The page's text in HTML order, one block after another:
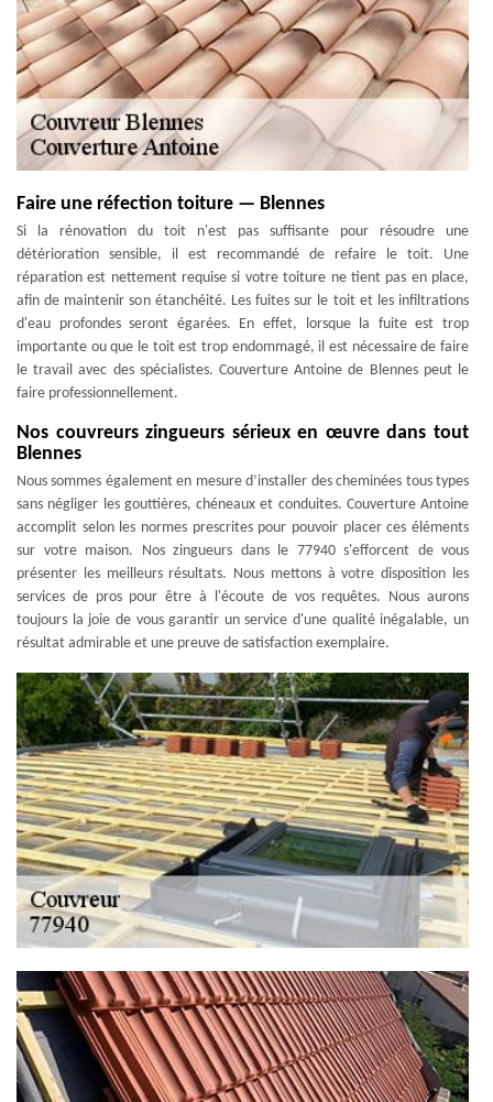
Faire une réfection toiture — Blennes
Si la rénovation du toit n'est pas suffisante pour résoudre une
détérioration sensible, il est recommandé de refaire le toit. Une
réparation est nettement requise si votre toiture ne tient pas en place,
afin de maintenir son étanchéité. Les fuites sur le toit et les infiltrations
d'eau profondes seront égarées. En effet, lorsque la fuite est trop
importante ou que le toit est trop endommagé, il est nécessaire de faire
le travail avec des spécialistes. Couverture Antoine de Blennes peut le
faire professionnellement.
Nos couvreurs zingueurs sérieux en œuvre dans tout
Blennes
Nous sommes également en mesure d’installer des cheminées tous types
sans négliger les gouttières, chéneaux et conduites. Couverture Antoine
accomplit selon les normes prescrites pour pouvoir placer ces éléments
sur votre maison. Nos zingueurs dans le 77940 s'efforcent de vous
présenter les meilleurs résultats. Nous mettons à votre disposition les
services de pros pour être à l'écoute de vos requêtes. Nous aurons
toujours la joie de vous garantir un service d'une qualité inégalable, un
résultat admirable et une preuve de satisfaction exemplaire.